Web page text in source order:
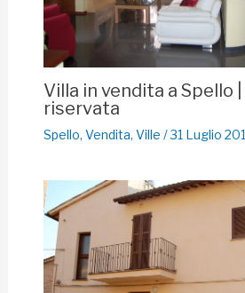
Villa in vendita a
riservata
Spello, Vendita, Ville /31 Luglio